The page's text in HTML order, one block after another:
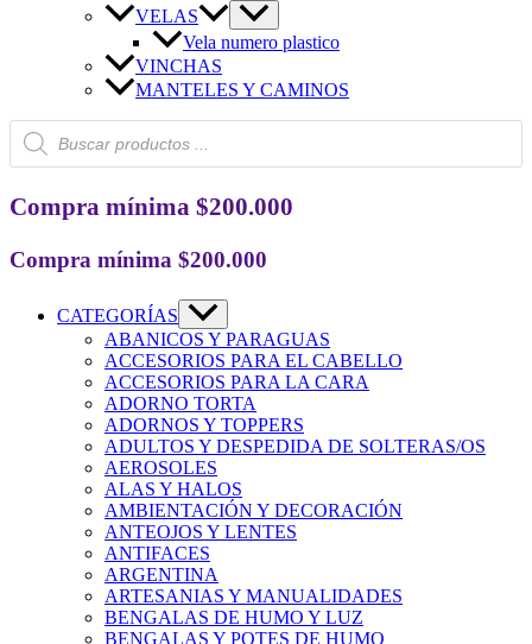
VELAS
Vela numero plastico
VINCHAS
MANTELES Y CAMINOS
Búsqueda
de
productos
Compra mínima $200.000
Compra mínima $200.000
CATEGORÍAS
ABANICOS Y PARAGUAS
ACCESORIOS PARA EL CABELLO
ACCESORIOS PARA LA CARA
ADORNO TORTA
ADORNOS Y TOPPERS
ADULTOS Y DESPEDIDA DE SOLTERAS/OS
AEROSOLES
ALAS Y HALOS
AMBIENTACIÓN Y DECORACIÓN
ANTEOJOS Y LENTES
ANTIFACES
ARGENTINA
ARTESANIAS Y MANUALIDADES
BENGALAS DE HUMO Y LUZ
BENGALAS Y POTES DE HUMO